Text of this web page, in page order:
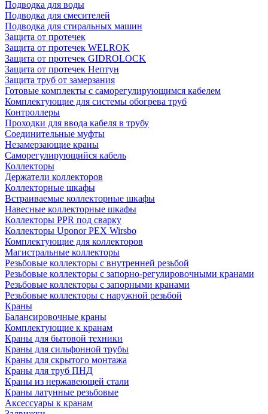
Подводка для воды
Подводка для смесителей
Подводка для стиральных машин
Защита от протечек
Защита от протечек WELROK
Защита от протечек GIDROLOCK
Защита от протечек Нептун
Защита труб от замерзания
Готовые комплекты с саморегулирующимся кабелем
Комплектующие для системы обогрева труб
Контроллеры
Проходки для ввода кабеля в трубу
Соединительные муфты
Незамерзающие краны
Саморегулирующийся кабель
Коллекторы
Держатели коллекторов
Коллекторные шкафы
Встраиваемые коллекторные шкафы
Навесные коллекторные шкафы
Коллекторы PPR под сварку
Коллекторы Uponor PEX Wirsbo
Комплектующие для коллекторов
Магистральные коллекторы
Резьбовые коллекторы с внутренней резьбой
Резьбовые коллекторы с запорно-регулировочными кранами
Резьбовые коллекторы с запорными кранами
Резьбовые коллекторы с наружной резьбой
Краны
Балансировочные краны
Комплектующие к кранам
Краны для бытовой техники
Краны для сильфонной трубы
Краны для скрытого монтажа
Краны для труб ПНД
Краны из нержавеющей стали
Краны латунные резьбовые
Аксессуары к кранам